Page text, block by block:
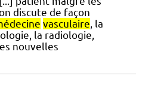
discute de façon
vasculaire , la
la radiologie,
nouvelles